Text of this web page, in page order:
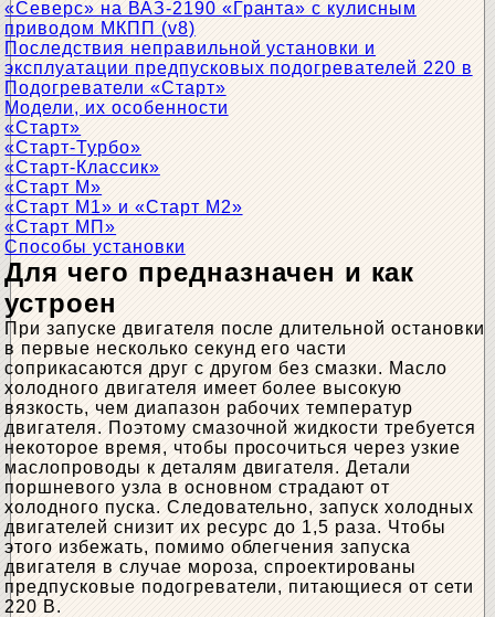
«Северс» на ВАЗ-2190 «Гранта» с кулисным
приводом МКПП (v8)
Последствия неправильной установки и
эксплуатации предпусковых подогревателей 220 в
Подогреватели «Старт»
Модели, их особенности
«Старт»
«Старт-Турбо»
«Старт-Классик»
«Старт М»
«Старт М1» и «Старт М2»
«Старт МП»
Способы установки
Для чего предназначен и как
устроен
При запуске двигателя после длительной остановки
в первые несколько секунд его части
соприкасаются друг с другом без смазки. Масло
холодного двигателя имеет более высокую
вязкость, чем диапазон рабочих температур
двигателя. Поэтому смазочной жидкости требуется
некоторое время, чтобы просочиться через узкие
маслопроводы к деталям двигателя. Детали
поршневого узла в основном страдают от
холодного пуска. Следовательно, запуск холодных
двигателей снизит их ресурс до 1,5 раза. Чтобы
этого избежать, помимо облегчения запуска
двигателя в случае мороза, спроектированы
предпусковые подогреватели, питающиеся от сети
220 В.